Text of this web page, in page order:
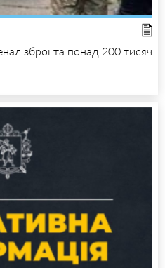
зброї та понад 200 тисяч